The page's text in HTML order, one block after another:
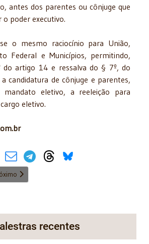
antes dos parentes ou cônjuge que
poder executivo.
mesmo raciocínio para União,
Federal e Municípios, permitindo,
do artigo 14 e ressalva do § 7º, do
candidatura de cônjuge e parentes,
eletivo, a reeleição para
eletivo.
Social Media
de 1964: Uma Reavaliação
artigo: TCO – Termo Circunstanciado de
recentes